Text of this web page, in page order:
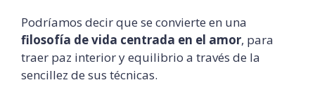
Podríamos decir que se convierte en una
filosofía de vida centrada en el amor, para
traer paz interior y equilibrio a través de la
sencillez de sus técnicas.